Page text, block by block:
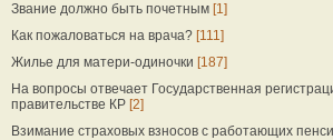
Звание должно быть почетным [1]
Как пожаловаться на врача? [111]
Жилье для матери-одиночки [187]
На вопросы отвечает Государственная
правительстве КР [2]
Взимание страховых взносов с работающих